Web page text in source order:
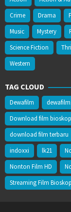
Crime
Drama
Music
Mystery
Science Fiction
Western
TAG CLOUD
Dewafilm
Download film
download film terbaru
indoxxi
lk21
Nonton Film HD
Streaming Film Bioskop